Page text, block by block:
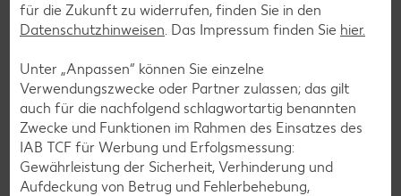
für die Zukunft zu widerrufen, finden Sie in den
Datenschutzhinweisen . Das Impressum finden Sie hier.
Unter „Anpassen“ können Sie einzelne
Verwendungszwecke oder Partner zulassen; das gilt
auch für die nachfolgend schlagwortartig benannten
Zwecke und Funktionen im Rahmen des Einsatzes des
IAB TCF für Werbung und Erfolgsmessung:
Gewährleistung der Sicherheit, Verhinderung und
Aufdeckung von Betrug und Fehlerbehebung,